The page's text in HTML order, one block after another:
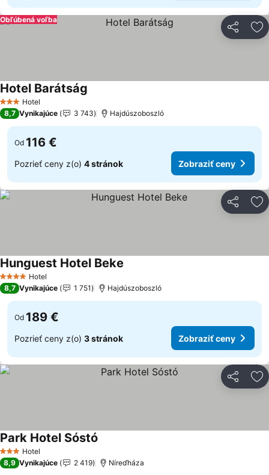
Zdieľať
Obľúbená voľba
3 Počet hviezdičiek
Hotel
Hotel Barátság
8,7 Vynikajúce 3 743 Hajdúszoboszló
Od 116 €
Pozrieť ceny z(o) 4 stránok Zobraziť ceny
Zdieľať
4 Počet hviezdičiek
Hotel
Hunguest Hotel Beke
8,7 Vynikajúce 1 751 Hajdúszoboszló
Od 189 €
Pozrieť ceny z(o) 3 stránok Zobraziť ceny
Zdieľať
3 Počet hviezdičiek
Hotel
Park Hotel Sóstó
8,9 Vynikajúce 2 419 Níreďháza